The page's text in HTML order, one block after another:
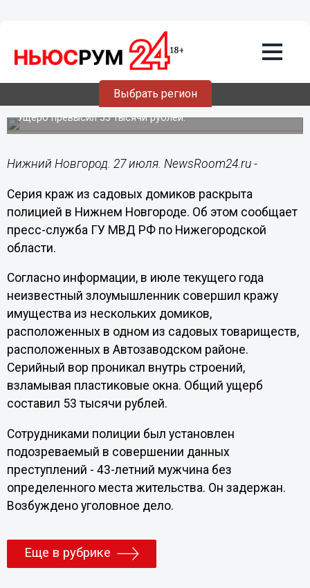
Выбрать регион
27.07.201917:18
Бомж обворовал несколько садовых
домиков в Автозаводском районе
Ущерб превысил 53 тысячи рублей.
Нижний Новгород. 27 июля. NewsRoom24.ru -
Серия краж из садовых домиков раскрыта
полицией в Нижнем Новгороде. Об этом сообщает
пресс-служба ГУ МВД РФ по Нижегородской
области.
Согласно информации, в июле текущего года
неизвестный злоумышленник совершил кражу
имущества из нескольких домиков,
расположенных в одном из садовых товариществ,
расположенных в Автозаводском районе.
Серийный вор проникал внутрь строений,
взламывая пластиковые окна. Общий ущерб
составил 53 тысячи рублей.
Сотрудниками полиции был установлен
подозреваемый в совершении данных
преступлений - 43-летний мужчина без
определенного места жительства. Он задержан.
Возбуждено уголовное дело.
Еще в рубрике